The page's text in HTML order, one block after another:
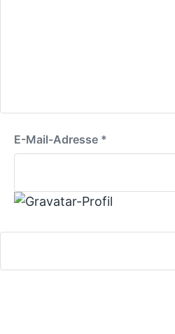
E-Mail-Adresse *